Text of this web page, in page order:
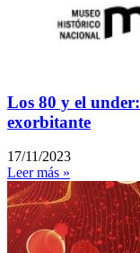
Los 80 y el
exorbitante
17/11/2023
Leer más »